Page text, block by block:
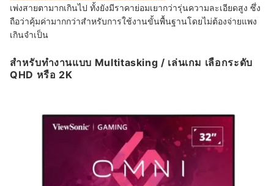
เพ่งสายตามากเกินไป ทั้งยังมีราคาย่อมเยากว่ารุ่นความละเอียดสูง ซึ่ง
ถือว่าคุ้มค่ามากกว่าสำหรับการใช้งานขั้นพื้นฐานโดยไม่ต้องจ่ายแพง
เกินจำเป็น
สำหรับทำงานแบบ Multitasking / เล่นเกม เลือกระดับ
QHD หรือ 2K